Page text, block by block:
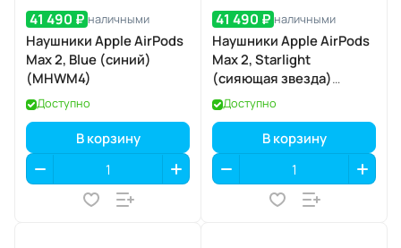
41 490 ₽ наличными
Наушники Apple AirPods
Max 2, Blue (синий)
(MHWM4)
Доступно
В корзину
41 490 ₽ наличными
Наушники Apple AirPods
Max 2, Starlight
(сияющая звезда)
(MHWL4)
Доступно
В корзину